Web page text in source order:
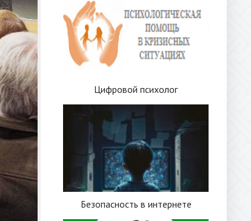
Цифровой психолог
Безопасность в интернете